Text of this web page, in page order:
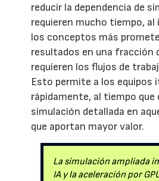
reducir la dependencia de
requieren mucho tiempo,
los conceptos más
resultados en una fracción
requieren los flujos de
Esto permite a los equipos
rápidamente, al tiempo que
simulación detallada en
que aportan mayor valor.
La simulación ampliada
IA y la aceleración por